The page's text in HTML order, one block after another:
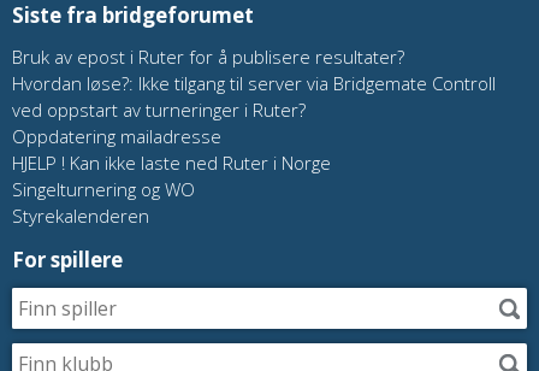
Siste fra bridgeforumet
Bruk av epost i Ruter for å publisere resultater?
Hvordan løse?: Ikke tilgang til server via Bridgemate Controll
ved oppstart av turneringer i Ruter?
Oppdatering mailadresse
HJELP ! Kan ikke laste ned Ruter i Norge
Singelturnering og WO
Styrekalenderen
For spillere